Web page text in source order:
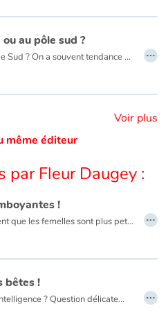
au pôle sud ?
Pôle Nord ou pôle Sud ? On a souvent tendance à les confondre. Tous les deux aux extrémités de la Terre, ils sont souvent couverts de glace et leurs noms sont assez similaires : Arctique et Antarctique !
Au contraire, le pôle Nord abrite de nombreuses espèces de plantes, d'animaux, d'insectes aussi bien sur terre que dans ses mers. Des humains ont même réussi à s'établir harmonieusement dans cette région glaciale !
…
Voir plus
même éditeur
par Fleur Daugey :
!
On entend souvent que les femelles sont plus petites, moins aptes à diriger et dépendantes des mâles pour leur survie. Pourtant, le règne animal raconte une toute autre histoire et bouscule ces idées reçues. Chez certaines espèces, elles brillent par leur force, leur ingéniosité et leur autorité. Les femelles autours des palombes et léopards des mers, par exemple, surpassent les mâles en taille ! Et même lorsqu'elles sont plus petites que leurs mâles, les éléphantes guident leurs clans avec sagesse, et les rat-taupes nus s’organisent autour d’une reine, comme les abeilles. Et que dire des lézardes à queue en fouet du Mexique et des tatous à neuf bandes, qui n'ont tout bonnement plus besoin des mâles pour se reproduire ?
…
bêtes !
? Question délicate...
…